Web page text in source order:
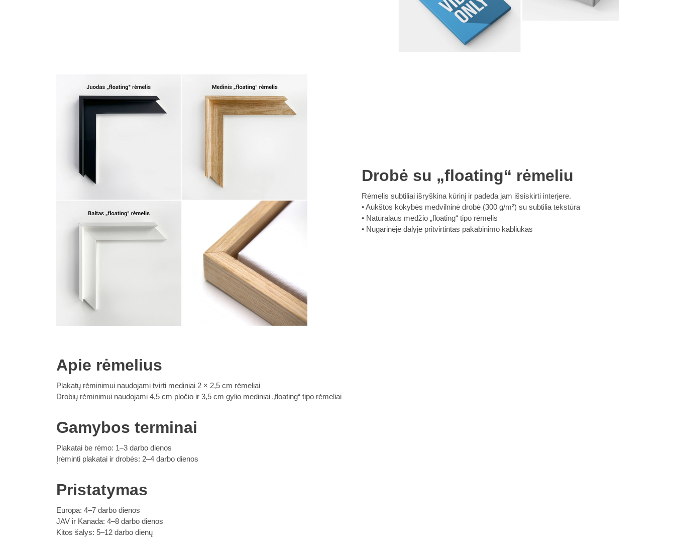
Drobė su „floating“ rėmeliu
Rėmelis subtiliai išryškina kūrinį ir padeda jam išsiskirti interjere.
Aukštos kokybės medvilninė drobė (300 g/m²) su subtilia tekstūra
Natūralaus medžio „floating“ tipo rėmelis
Nugarinėje dalyje pritvirtintas pakabinimo kabliukas
Apie rėmelius
Plakatų rėminimui naudojami tvirti mediniai 2 × 2,5 cm rėmeliai
Drobių rėminimui naudojami 4,5 cm pločio ir 3,5 cm gylio mediniai „floating“ tipo rėmeliai
Gamybos terminai
Plakatai be rėmo: 1–3 darbo dienos
Įrėminti plakatai ir drobės: 2–4 darbo dienos
Pristatymas
Europa: 4–7 darbo dienos
JAV ir Kanada: 4–8 darbo dienos
Kitos šalys: 5–12 darbo dienų